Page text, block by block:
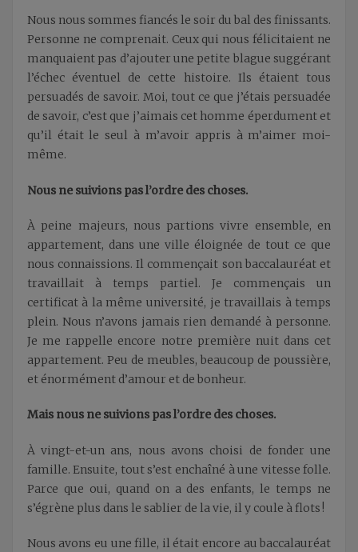
Nous nous sommes fiancés le soir du bal des finissants.
Personne ne comprenait. Ceux qui nous félicitaient ne
manquaient pas d’ajouter une petite blague suggérant
l’échec éventuel de cette histoire. Ils étaient tous
persuadés de savoir. Moi, tout ce que j’étais persuadée
de savoir, c’est que j’aimais cet homme éperdument et
qu’il était le seul à m’avoir appris à m’aimer moi-
même.
Nous ne suivions pas l’ordre des choses.
À peine majeurs, nous partions vivre ensemble, en
appartement, dans une ville éloignée de tout ce que
nous connaissions. Il commençait son baccalauréat et
travaillait à temps partiel. Je commençais un
certificat à la même université, je travaillais à temps
plein. Nous n’avons jamais rien demandé à personne.
Je me rappelle encore notre première nuit dans cet
appartement. Peu de meubles, beaucoup de poussière,
et énormément d’amour et de bonheur.
Mais nous ne suivions pas l’ordre des choses.
À vingt-et-un ans, nous avons choisi de fonder une
famille. Ensuite, tout s’est enchaîné à une vitesse folle.
Parce que oui, quand on a des enfants, le temps ne
s’égrène plus dans le sablier de la vie, il y coule à flots !
Nous avons eu une fille, il était encore au baccalauréat